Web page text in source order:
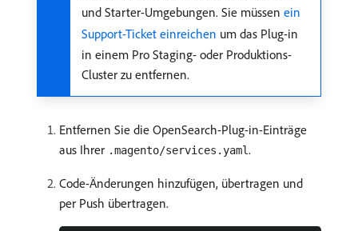
und Starter-Umgebungen. Sie müssen ein
Support-Ticket einreichen um das Plug-in
in einem Pro Staging- oder Produktions-
Cluster zu entfernen.
Entfernen Sie die OpenSearch-Plug-in-Einträge
aus Ihrer .magento/services.yaml.
Code-Änderungen hinzufügen, übertragen und
per Push übertragen.